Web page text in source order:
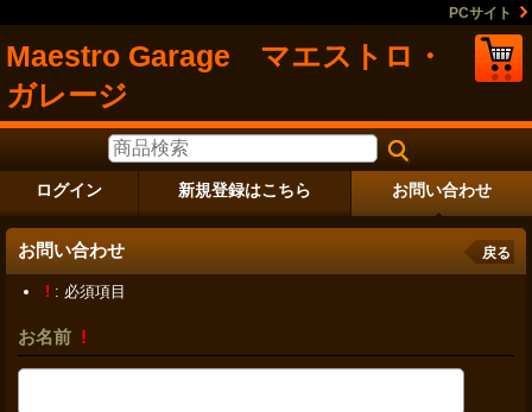
PCサイト
Maestro Garage マエストロ・
ガレージ
ログイン 新規登録はこちら お問い合わせ
お問い合わせ 戻る
! : 必須項目
お名前 !